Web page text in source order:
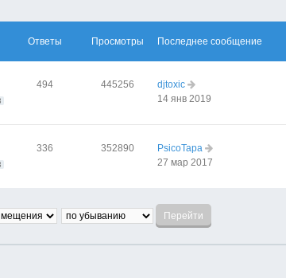
Ответы Просмотры Последнее сообщение
494 445256
djtoxic
14 янв 2019
336 352890
PsicoTapa
27 мар 2017